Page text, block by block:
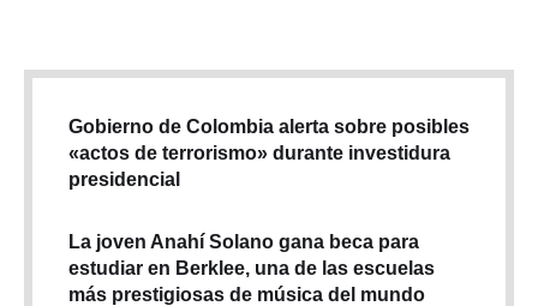
Gobierno de Colombia alerta sobre posibles
«actos de terrorismo» durante investidura
presidencial
La joven Anahí Solano gana beca para
estudiar en Berklee, una de las escuelas
más prestigiosas de música del mundo